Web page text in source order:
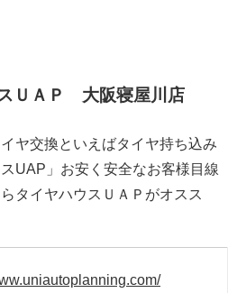
ＵＡＰ 大阪寝屋川店
ヤ交換といえばタイヤ持ち込み
UAP」お安く安全なお客様目線
タイヤハウスＵＡＰがオスス